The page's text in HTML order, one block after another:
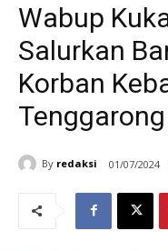
Wabup
Salurkan
Korban
Tenggarong
By redaksi 01/07/2024